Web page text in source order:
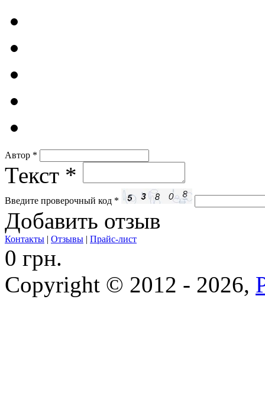
Автор *
Текст *
Введите проверочный код *
Добавить отзыв
Контакты | Отзывы | Прайс-лист
0 грн.
Copyright © 2012 - 2026,